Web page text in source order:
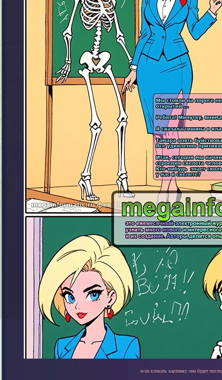
если кликать картинку она будет